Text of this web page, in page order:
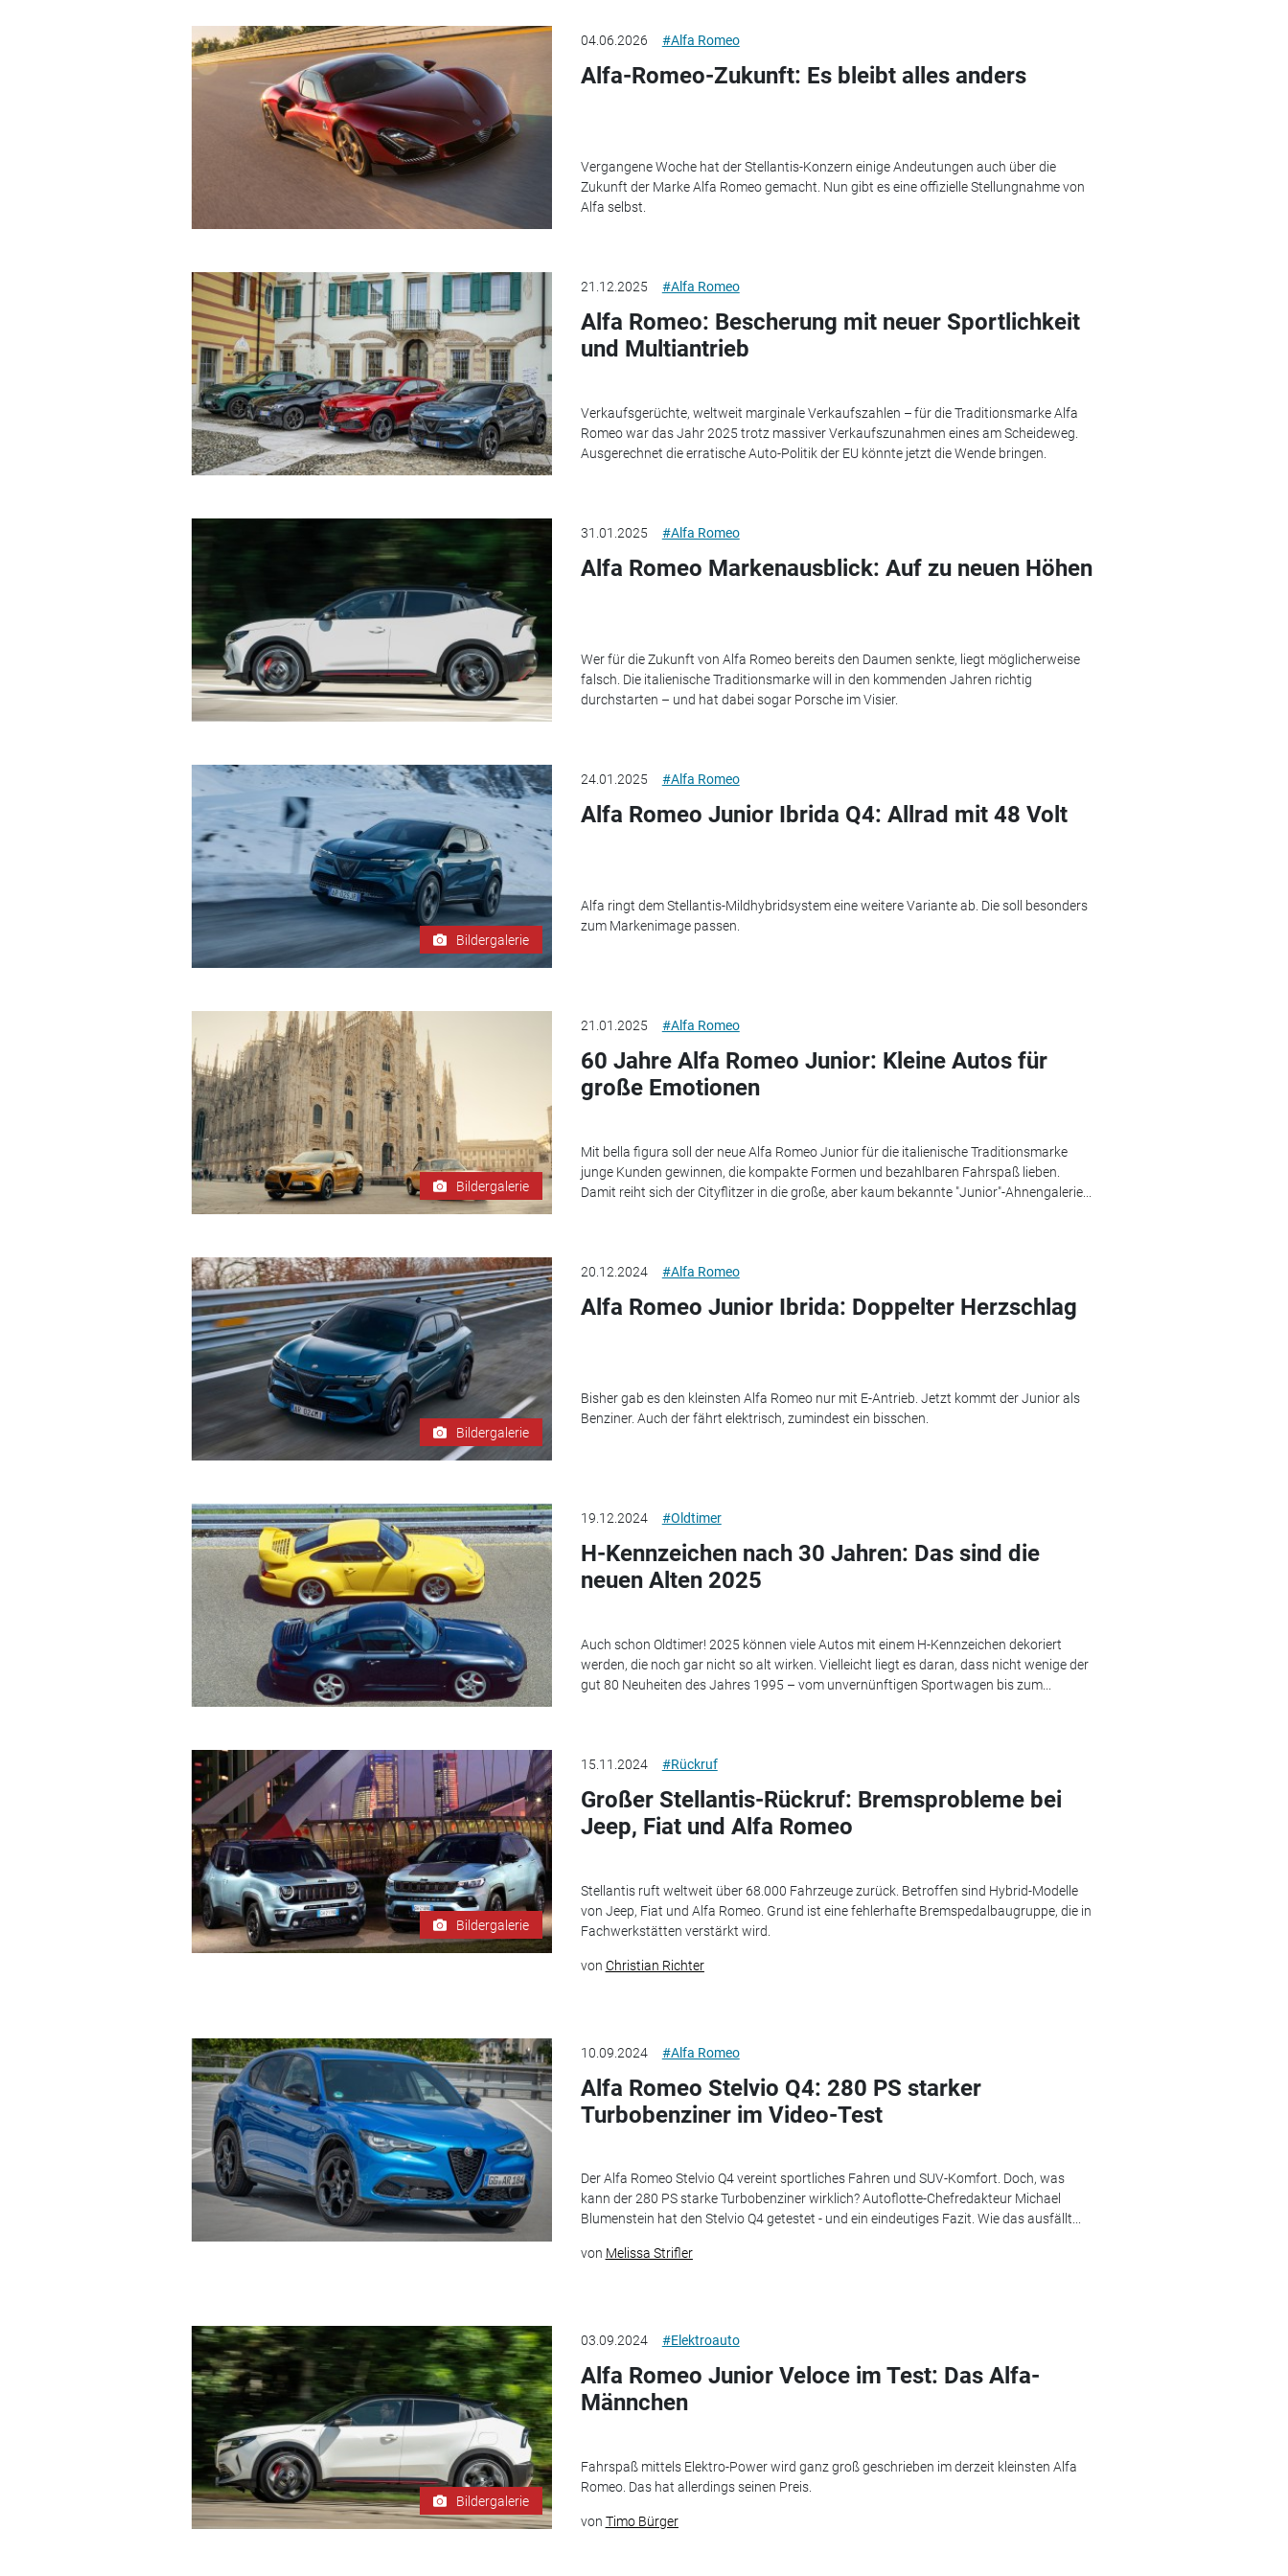
04.06.2026 #Alfa Romeo
Alfa-Romeo-Zukunft: Es bleibt alles anders
Vergangene Woche hat der Stellantis-Konzern einige Andeutungen auch über die
Zukunft der Marke Alfa Romeo gemacht. Nun gibt es eine offizielle Stellungnahme von
Alfa selbst.
21.12.2025 #Alfa Romeo
Alfa Romeo: Bescherung mit neuer Sportlichkeit
und Multiantrieb
Verkaufsgerüchte, weltweit marginale Verkaufszahlen – für die Traditionsmarke Alfa
Romeo war das Jahr 2025 trotz massiver Verkaufszunahmen eines am Scheideweg.
Ausgerechnet die erratische Auto-Politik der EU könnte jetzt die Wende bringen.
31.01.2025 #Alfa Romeo
Alfa Romeo Markenausblick: Auf zu neuen Höhen
Wer für die Zukunft von Alfa Romeo bereits den Daumen senkte, liegt möglicherweise
falsch. Die italienische Traditionsmarke will in den kommenden Jahren richtig
durchstarten – und hat dabei sogar Porsche im Visier.
Bildergalerie
24.01.2025 #Alfa Romeo
Alfa Romeo Junior Ibrida Q4: Allrad mit 48 Volt
Alfa ringt dem Stellantis-Mildhybridsystem eine weitere Variante ab. Die soll besonders
zum Markenimage passen.
Bildergalerie
21.01.2025 #Alfa Romeo
60 Jahre Alfa Romeo Junior: Kleine Autos für
große Emotionen
Mit bella figura soll der neue Alfa Romeo Junior für die italienische Traditionsmarke
junge Kunden gewinnen, die kompakte Formen und bezahlbaren Fahrspaß lieben.
Damit reiht sich der Cityflitzer in die große, aber kaum bekannte "Junior"-Ahnengalerie...
Bildergalerie
20.12.2024 #Alfa Romeo
Alfa Romeo Junior Ibrida: Doppelter Herzschlag
Bisher gab es den kleinsten Alfa Romeo nur mit E-Antrieb. Jetzt kommt der Junior als
Benziner. Auch der fährt elektrisch, zumindest ein bisschen.
19.12.2024 #Oldtimer
H-Kennzeichen nach 30 Jahren: Das sind die
neuen Alten 2025
Auch schon Oldtimer! 2025 können viele Autos mit einem H-Kennzeichen dekoriert
werden, die noch gar nicht so alt wirken. Vielleicht liegt es daran, dass nicht wenige der
gut 80 Neuheiten des Jahres 1995 – vom unvernünftigen Sportwagen bis zum...
Bildergalerie
15.11.2024 #Rückruf
Großer Stellantis-Rückruf: Bremsprobleme bei
Jeep, Fiat und Alfa Romeo
Stellantis ruft weltweit über 68.000 Fahrzeuge zurück. Betroffen sind Hybrid-Modelle
von Jeep, Fiat und Alfa Romeo. Grund ist eine fehlerhafte Bremspedalbaugruppe, die in
Fachwerkstätten verstärkt wird.
von Christian Richter
10.09.2024 #Alfa Romeo
Alfa Romeo Stelvio Q4: 280 PS starker
Turbobenziner im Video-Test
Der Alfa Romeo Stelvio Q4 vereint sportliches Fahren und SUV-Komfort. Doch, was
kann der 280 PS starke Turbobenziner wirklich? Autoflotte-Chefredakteur Michael
Blumenstein hat den Stelvio Q4 getestet - und ein eindeutiges Fazit. Wie das ausfällt...
von Melissa Strifler
Bildergalerie
03.09.2024 #Elektroauto
Alfa Romeo Junior Veloce im Test: Das Alfa-
Männchen
Fahrspaß mittels Elektro-Power wird ganz groß geschrieben im derzeit kleinsten Alfa
Romeo. Das hat allerdings seinen Preis.
von Timo Bürger